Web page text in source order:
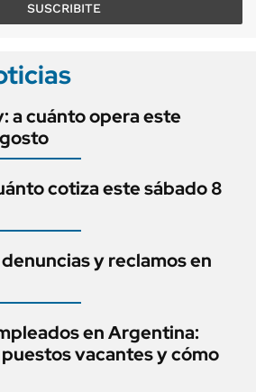
SUSCRIBITE
a cuánto opera este
cotiza este sábado 8
y reclamos en
en Argentina:
vacantes y cómo